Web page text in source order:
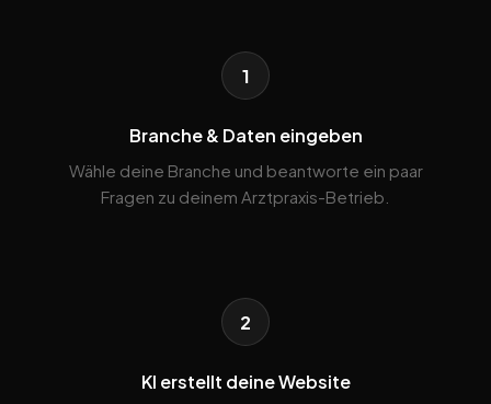
1
Branche & Daten eingeben
Wähle deine Branche und beantworte ein paar
Fragen zu deinem Arztpraxis-Betrieb.
2
KI erstellt deine Website